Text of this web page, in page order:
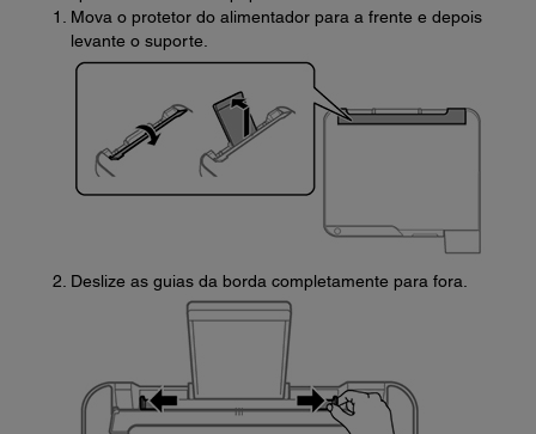
Mova o protetor do alimentador para a frente e depois
levante o suporte.
Deslize as guias da borda completamente para fora.